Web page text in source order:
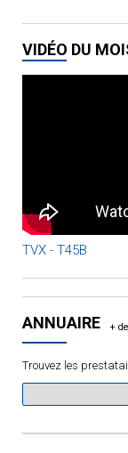
VIDÉO DU
TVX - T45B
ANNUAIRE
Trouvez les